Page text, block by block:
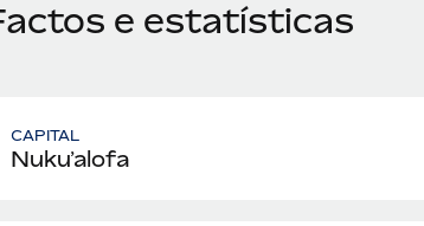
e estatísticas
CAPITAL
Nukuʻalofa